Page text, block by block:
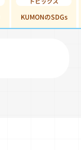
KUMONのSDGs